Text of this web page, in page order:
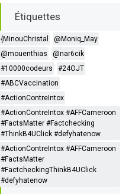
Étiquettes
{MinouChristal
@Moniq_May
@mouenthias
@nar6cik
#10000codeurs
#24OJT
#ABCVaccination
#ActionContreIntox
#ActionContreIntox #AFFCameroon
#FactsMatter #Factchecking
#ThinkB4UClick #defyhatenow
#ActionContreIntox #AFFCameroon
#FactsMatter
#FactcheckingThinkB4UClick
#defyhatenow